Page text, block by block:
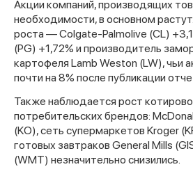
Акции компаний, производящих
необходимости, в основном
роста — Colgate-Palmolive (CL)
(PG) +1,72% и производитель
картофеля Lamb Weston (LW), чьи
почти на 8% после публикации
Также наблюдается рост
потребительских брендов:
(KO), сеть супермаркетов Kroger
готовых завтраков General Mills
(WMT) незначительно снизились.